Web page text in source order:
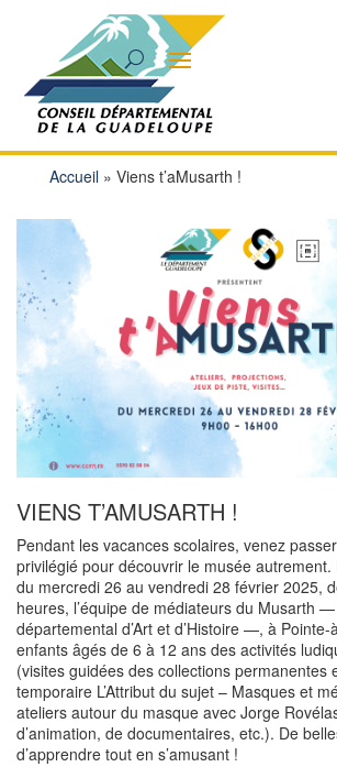
Accueil» Viens t’aMusarth !
VIENS T’AMUSARTH !
Pendant les vacances scolaires, venez
privilégié pour découvrir le musée
du mercredi 26 au vendredi 28 février 2025,
heures, l’équipe de médiateurs du Musarth
départemental d’Art et d’Histoire —, à
enfants âgés de 6 à 12 ans des activités
(visites guidées des collections permanentes
temporaire L’Attribut du sujet – Masques et
ateliers autour du masque avec Jorge
d’animation, de documentaires, etc.). De
d’apprendre tout en s’amusant !